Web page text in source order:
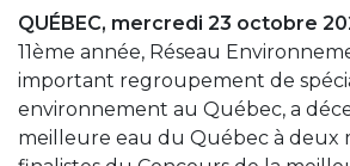
QUÉBEC, mercredi 23 octobre
11ème année, Réseau
important regroupement de
environnement au Québec, a
meilleure eau du Québec à deux